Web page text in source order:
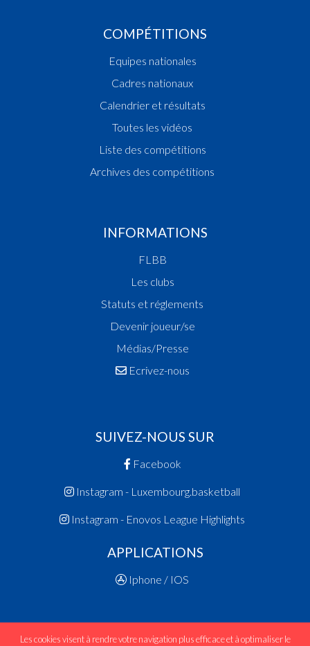
COMPÉTITIONS
Equipes nationales
Cadres nationaux
Calendrier et résultats
Toutes les vidéos
Liste des compétitions
Archives des compétitions
INFORMATIONS
FLBB
Les clubs
Statuts et réglements
Devenir joueur/se
Médias/Presse
Ecrivez-nous
SUIVEZ-NOUS SUR
Facebook
Instagram - Luxembourg.basketball
Instagram - Enovos League Highlights
APPLICATIONS
Iphone / IOS
Les cookies visent à rendre votre navigation plus efficace et à optimaliser le